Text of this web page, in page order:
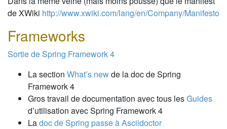
de XWiki http://www.xwiki.com/lang/en/Company/Manifesto
Frameworks
Sortie de Spring Framework 4
La section What’s newde la doc de Spring
Framework 4
Gros travail de documentation avec tous lesGuides
d’utilisation avec Spring Framework 4
Ladoc de Spring passe à Asciidoctor